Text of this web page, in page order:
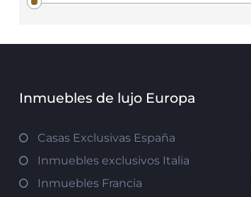
Inmuebles de lujo Europa
Casas Exclusivas España
Inmuebles exclusivos Italia
Inmuebles Francia